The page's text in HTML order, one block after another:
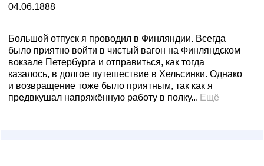
04.06.1888
Большой отпуск я проводил в Финляндии. Всегда
было приятно войти в чистый вагон на Финляндском
вокзале Петербурга и отправиться, как тогда
казалось, в долгое путешествие в Хельсинки. Однако
и возвращение тоже было приятным, так как я
предвкушал напряжённую работу в полку... Ещё